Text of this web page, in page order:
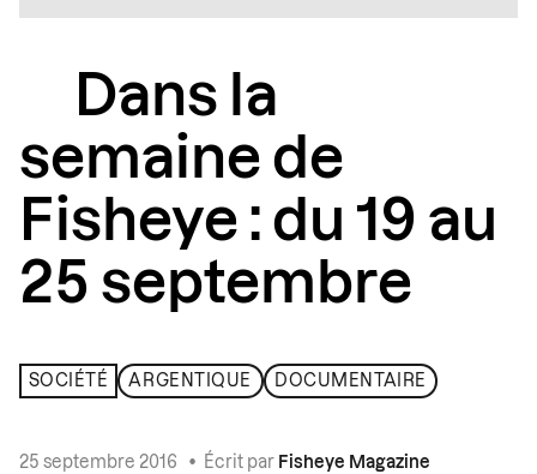
Dans la
semaine de
Fisheye : du 19 au
25 septembre
SOCIÉTÉ ARGENTIQUE DOCUMENTAIRE
25 septembre 2016 • Écrit par Fisheye Magazine